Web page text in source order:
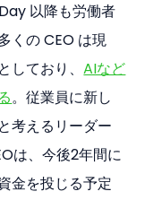
以降も労働者
くの CEO は現
しており、AIなど
。従業員に新し
考えるリーダー
は、今後2年間に
金を投じる予定